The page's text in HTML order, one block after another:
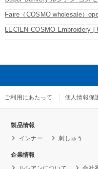
Faire（COSMO wholesale）
LECIEN COSMO Embroidery
ご利用にあたって 個人情報保
製品情報
インナー
刺しゅう
企業情報